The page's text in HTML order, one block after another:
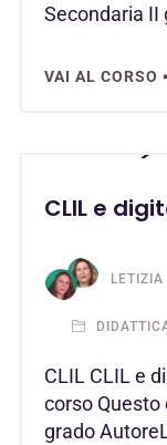
Secondaria
VAI AL CORSO
CLIL e
CLIL CLIL e
corso Questo
grado